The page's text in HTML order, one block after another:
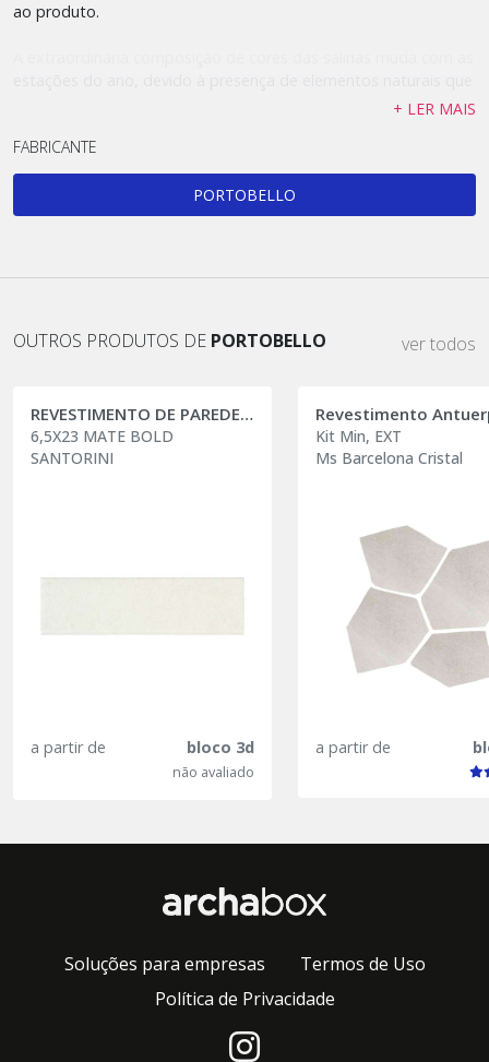
ao produto.
criam uma multiplicidade de tons claros no início da primavera,
padrões terrosos no verão.
As peças se destacam pela riqueza tonal e texturas visuais que
criam belíssimas composições.
+ LER MAIS
FABRICANTE
PORTOBELLO
OUTROS PRODUTOS DE PORTOBELLO ver todos
REVESTIMENTO DE PAREDE HORIZONTES
6,5X23 MATE BOLD
SANTORINI
a partir de bloco 3d
não avaliado
Revestimento
Kit Min, EXT
Ms Barcelona Cristal
a partir de
Soluções para empresas
Termos de Uso
Política de Privacidade